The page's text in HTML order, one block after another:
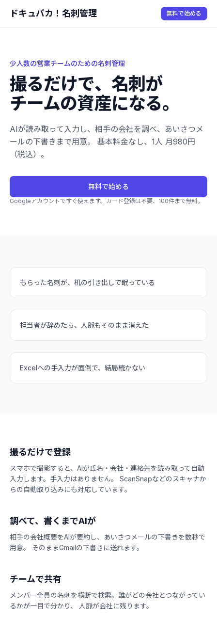
ドキュパカ！名刺管理 無料で始める
少人数の営業チームのための名刺管理
撮るだけで、名刺が
チームの資産になる。
AIが読み取って入力し、相手の会社を調べ、あいさつメ
ールの下書きまで用意。 基本料金なし、1人 月980円
（税込）。
無料で始める
Googleアカウントですぐ使えます。カード登録は不要、100件まで無料。
もらった名刺が、机の引き出しで眠っている
担当者が辞めたら、人脈もそのまま消えた
Excelへの手入力が面倒で、結局続かない
撮るだけで登録
スマホで撮影すると、AIが氏名・会社・連絡先を読み取って自動
入力します。手入力はありません。 ScanSnapなどのスキャナか
らの自動取り込みにも対応しています。
調べて、書くまでAIが
相手の会社概要をAIが要約し、あいさつメールの下書きを数秒で
用意。 そのままGmailの下書きに送れます。
チームで共有
メンバー全員の名刺を横断で検索。誰がどの会社とつながってい
るかが一目で分かり、 人脈が会社に残ります。